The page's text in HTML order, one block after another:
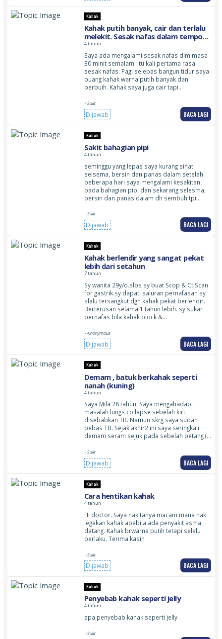
Kahak
Kahak putih banyak, cair dan terlalu
melekit. Sesak nafas dalam tempoh
30 minit dan rasa seperti mahu
pitam
4 tahun
Saya ada mengalami sesak nafas dlm masa
30 minit semalam. Itu kali pertama rasa
sesak nafas. Pagi selepas bangun tidur saya
buang kahak warna putih banyak dan
berbuih. Kahak saya juga cair tapi…
- Sulit
Dijawab BACA LAGI
Kahak
Sakit bahagian pipi
4 tahun
seminggu yang lepas saya kurang sihat
selsema, bersin dan panas dalam setelah
beberapa hari saya mengalami kesakitan
pada bahagian pipi dan sekarang selesma,
bersin dan panas dalam dh sembuh tpi…
- Sulit
Dijawab BACA LAGI
Kahak
Kahak berlendir yang sangat pekat
lebih dari setahun
7 tahun
Sy wanita 29y/o.slps sy buat Scop & Ct Scan
for gastrik.sy dapati saluran pernafasan sy
slalu tersangkut dgn kahak pekat berlendir.
Berterusan selama 1 tahun lebih. sy sukar
bernafas bila kahak block &…
- Anonymous
Dijawab BACA LAGI
Kahak
Demam , batuk berkahak seperti
nanah (kuning)
4 tahun
Saya Mila 28 tahun. Saya mengahadapi
masalah lungs collapse sebelah kiri
disebabkan TB. Namun skrg saya sudah
bebas TB. Sejak akhir2 ini saya seringkali
demam seram sejuk pada sebelah petang (…
- Sulit
Dijawab BACA LAGI
Kahak
Cara hentikan kahak
4 tahun
Hi doctor. Saya nak tanya macam mana nak
legakan kahak apabila ada penyakit asma
datang. Kahak brwarna putih tetapi selalu
berlaku. Terima kasih
- Sulit
Dijawab BACA LAGI
Kahak
Penyebab kahak seperti jelly
4 tahun
apa penyebab kahak seperti jelly
- Sulit